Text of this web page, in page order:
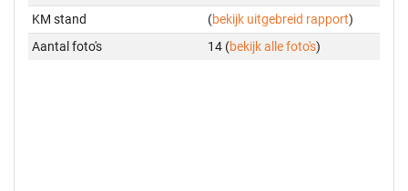
KM stand
(bekijk uitgebreid rapport)
Aantal foto's
14 (bekijk alle foto's)